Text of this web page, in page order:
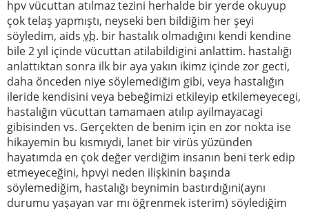
hpv vücuttan atılmaz tezini herhalde bir yerde okuyup
çok telaş yapmıştı, neyseki ben bildiğim her şeyi
söyledim, aids vb. bir hastalık olmadığını kendi kendine
bile 2 yıl içinde vücuttan atilabildigini anlattim. hastalığı
anlattıktan sonra ilk bir aya yakın ikimz içinde zor gecti,
daha önceden niye söylemediğim gibi, veya hastalığın
ileride kendisini veya bebeğimizi etkileyip etkilemeyecegi,
hastalığın vücuttan tamamaen atılıp ayilmayacagi
gibisinden vs. Gerçekten de benim için en zor nokta ise
hikayemin bu kısmıydi, lanet bir virüs yüzünden
hayatımda en çok değer verdiğim insanın beni terk edip
etmeyeceğini, hpvyi neden ilişkinin başında
söylemediğim, hastalığı beynimin bastırdığıni(aynı
durumu yaşayan var mı öğrenmek isterim) söylediğim